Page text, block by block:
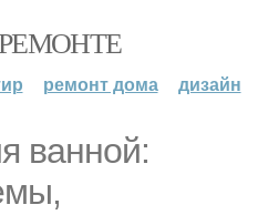
ремонт дома дизайн
ванной: